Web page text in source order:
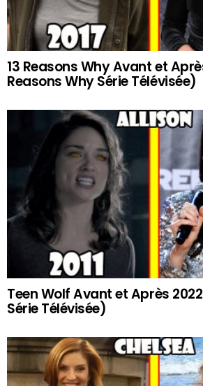
13 Reasons Why Avant et
Reasons Why Série Télévisée)
Teen Wolf Avant et Après
Série Télévisée)